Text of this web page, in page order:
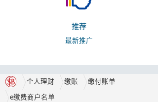
推荐
最新推广
个人理财 缴账 缴付账单
e缴费商户名单